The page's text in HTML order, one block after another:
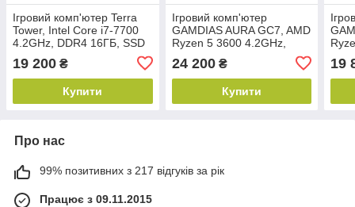
Ігровий комп'ютер Terra
Tower, Intel Core i7-7700
4.2GHz, DDR4 16ГБ, SSD
GDDR5
19 200 ₴
Купити
Ігровий комп'ютер
GAMDIAS AURA GC7, AMD
Ryzen 5 3600 4.2GHz,
DDR4 16ГБ, SSD 512ГБ,
RX 580 8ГБ
24 200₴
Купити
19
Про нас
99% позитивних з 217 відгуків за рік
Працює з 09.11.2015